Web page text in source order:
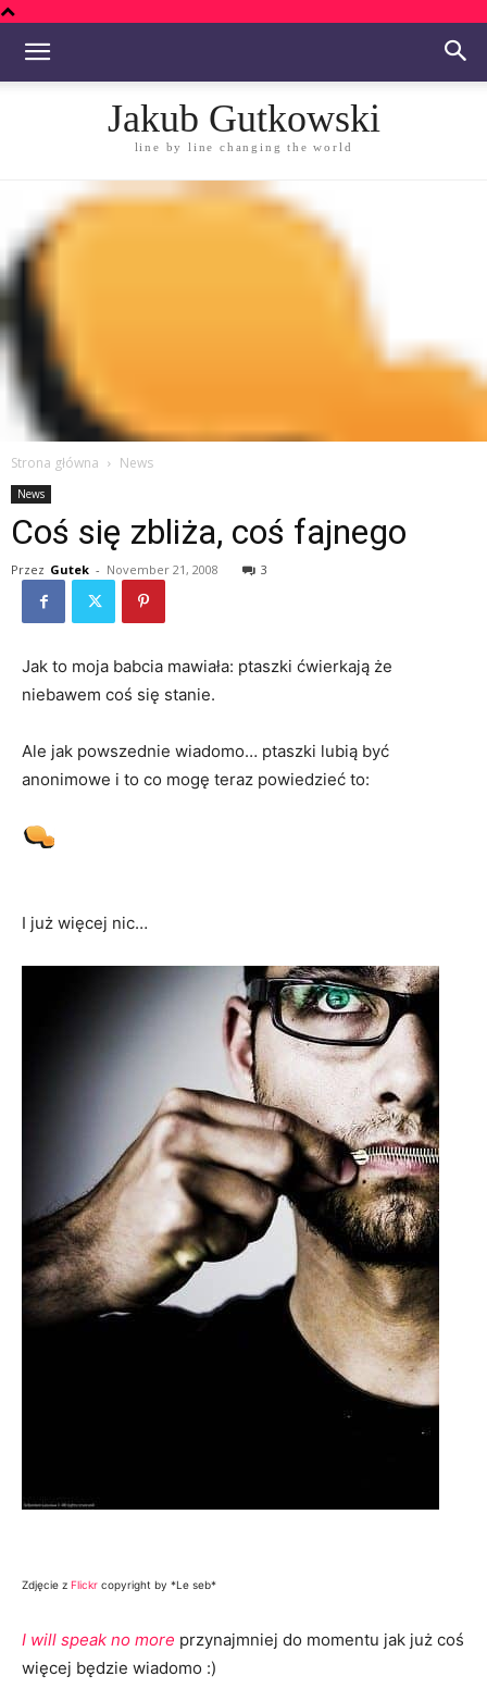
Jakub Gutkowski
line by line changing the world
Strona główna News
News
Coś się zbliża, coś fajnego
Przez Gutek - November 21, 2008 3
Jak to moja babcia mawiała: ptaszki ćwierkają że
niebawem coś się stanie.
Ale jak powszednie wiadomo… ptaszki lubią być
anonimowe i to co mogę teraz powiedzieć to:
I już więcej nic…
Zdjęcie z Flickr copyright by *Le seb*
I will speak no more przynajmniej do momentu jak już coś
więcej będzie wiadomo :)